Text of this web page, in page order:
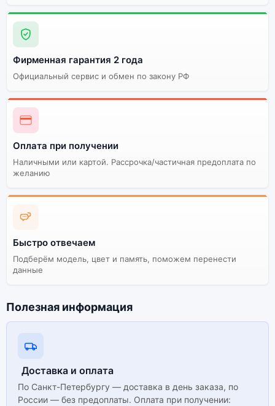
Фирменная гарантия 2 года
Официальный сервис и обмен по закону РФ
Оплата при получении
Наличными или картой. Рассрочка/частичная предоплата по
желанию
Быстро отвечаем
Подберём модель, цвет и память, поможем перенести
данные
Полезная информация
Доставка и оплата
По Санкт-Петербургу — доставка в день заказа, по
России — без предоплаты. Оплата при получении: